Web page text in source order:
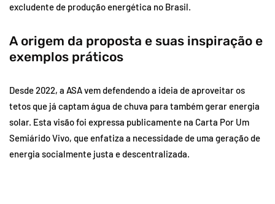
excludente de produção energética no Brasil.
A origem da proposta e suas inspiração e
exemplos práticos
Desde 2022, a ASA vem defendendo a ideia de aproveitar os
tetos que já captam água de chuva para também gerar energia
solar. Esta visão foi expressa publicamente na Carta Por Um
Semiárido Vivo, que enfatiza a necessidade de uma geração de
energia socialmente justa e descentralizada.